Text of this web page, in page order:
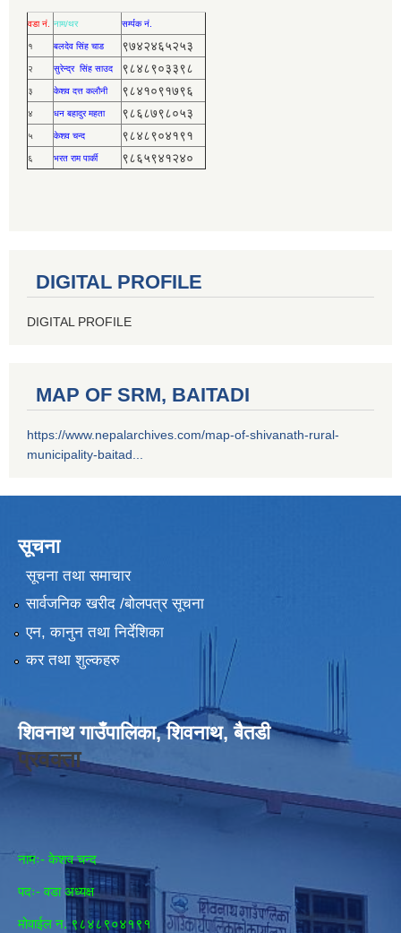
वडा नं. नाम/थर सर्म्पक नं.
१ बलदेव सिंह चाड ९७४२४६५२५३
२ सुरेन्द्र सिंह साउद ९८४८९०३३९८
३ केशव दत्त कलौनी ९८४१०९१७९६
४ धन बहादुर महता ९८६८७९८०५३
५ केशव चन्द ९८४८९०४१९१
६ भरत राम पार्की ९८६५९४१२४०
DIGITAL PROFILE
DIGITAL PROFILE
MAP OF SRM, BAITADI
https://www.nepalarchives.com/map-of-shivanath-rural-
municipality-baitad...
सूचना
सूचना तथा समाचार
सार्वजनिक खरीद /बोलपत्र सूचना
एन, कानुन तथा निर्देशिका
कर तथा शुल्कहरु
शिवनाथ गाउँपालिका, शिवनाथ, बैतडी
प्रवक्ता
नामः- केशव चन्द
पदः- वडा अध्यक्ष
मोवाईल न‌. ९८४८९०४१९१